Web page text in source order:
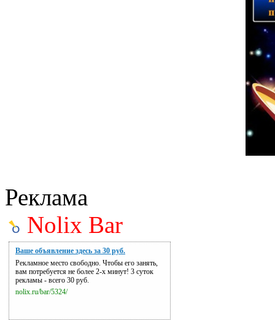
Реклама
Nolix Bar
Ваше объявление здесь за 30 руб.
Рекламное место свободно. Чтобы его занять,
вам потребуется не более 2-х минут! 3 суток
рекламы - всего 30 руб.
nolix.ru/bar/5324/